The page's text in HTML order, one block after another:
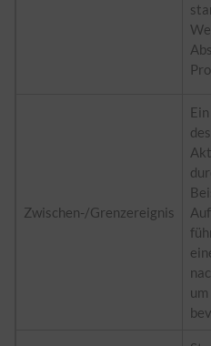
Zwischen-/Grenzereignis